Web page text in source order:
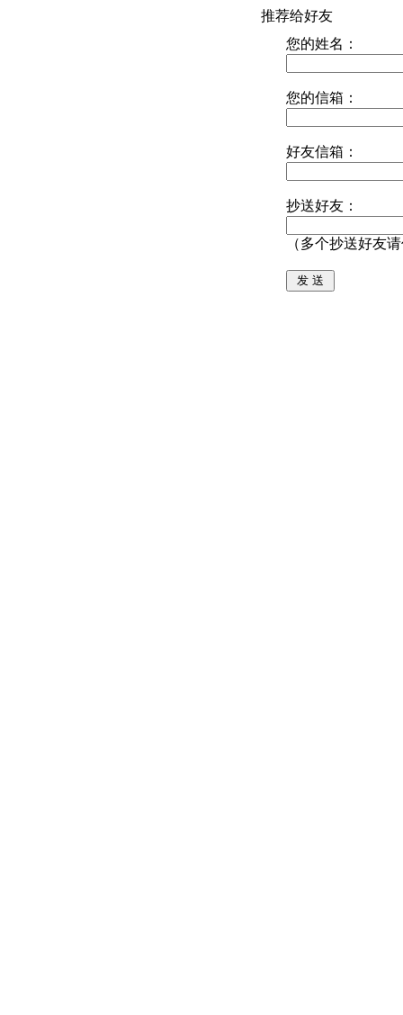
推荐给好友
您的姓名：
您的信箱：
好友信箱：
抄送好友：
（多个抄送好友